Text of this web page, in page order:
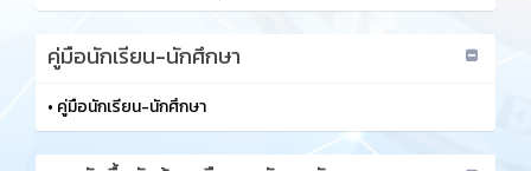
คู่มือนักเรียน-นักศึกษา
• คู่มือนักเรียน-นักศึกษา